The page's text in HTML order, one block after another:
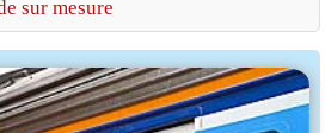
sur mesure